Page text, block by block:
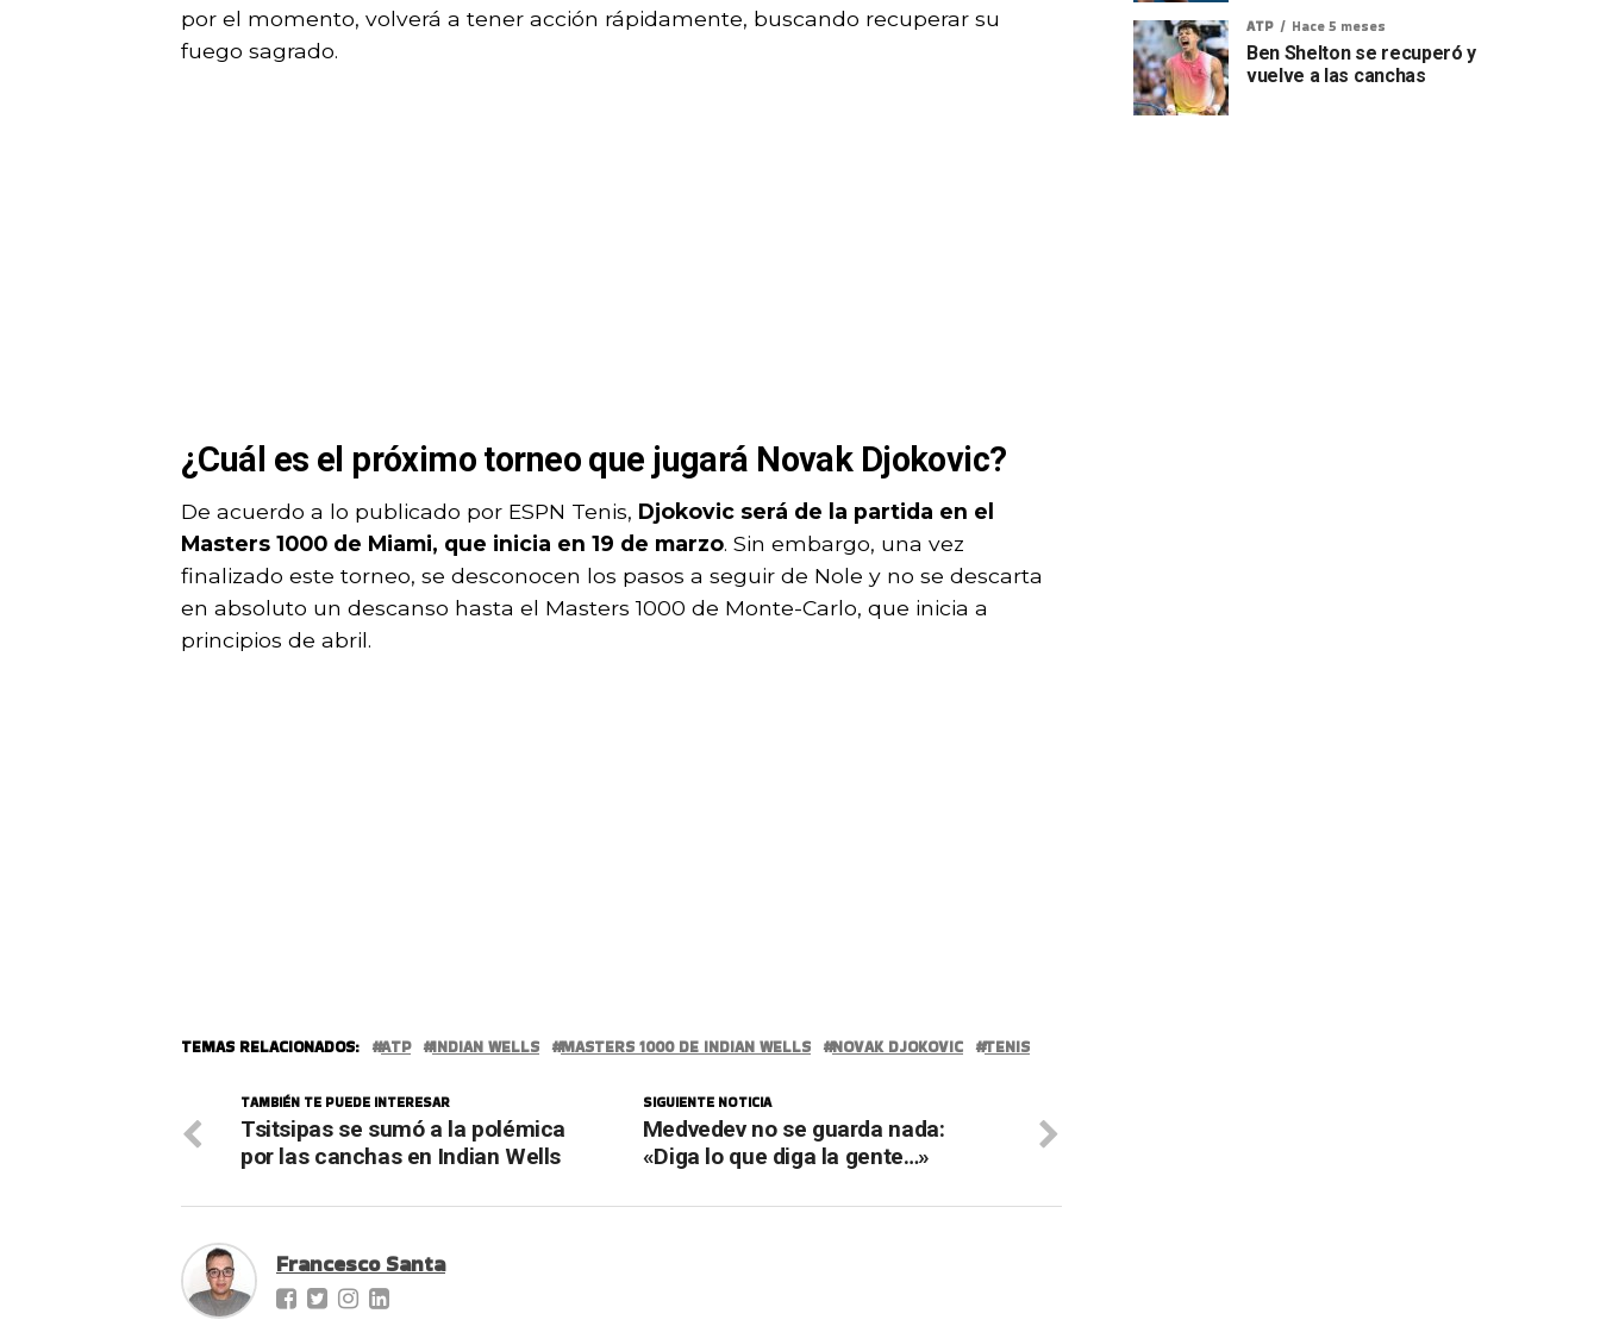
por el momento, volverá a tener acción rápidamente, buscando recuperar su
fuego sagrado.
¿Cuál es el próximo torneo que jugará Novak Djokovic?
De acuerdo a lo publicado por ESPN Tenis, Djokovic será de la partida en el
Masters 1000 de Miami, que inicia en 19 de marzo. Sin embargo, una vez
finalizado este torneo, se desconocen los pasos a seguir de Nole y no se descarta
en absoluto un descanso hasta el Masters 1000 de Monte-Carlo, que inicia a
principios de abril.
TEMAS RELACIONADOS: ATP INDIAN WELLS MASTERS 1000 DE INDIAN WELLS NOVAK DJOKOVIC TENIS
SIGUIENTE NOTICIA
Medvedev no se guarda nada:
«Diga lo que diga la gente…»
TAMBIÉN TE PUEDE INTERESAR
Tsitsipas se sumó a la polémica
por las canchas en Indian Wells
Francesco Santa
ATP Hace 5 meses
Ben Shelton se recuperó y
vuelve a las canchas